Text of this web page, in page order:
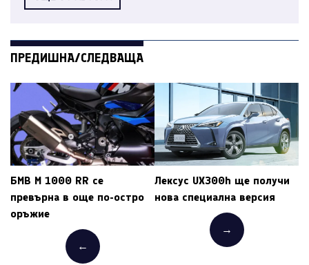
ПРЕДИШНА/СЛЕДВАЩА
БМВ M 1000 RR се
превърна в още по-остро
оръжие
←
Лексус UX300h ще получи
нова специална версия
→